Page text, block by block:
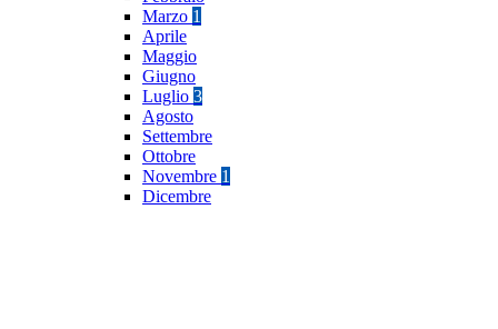
Marzo 1
Aprile
Maggio
Giugno
Luglio 3
Agosto
Settembre
Ottobre
Novembre 1
Dicembre